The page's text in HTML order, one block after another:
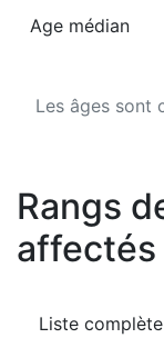
Les âges sont
Age médian
Rangs
affectés
Liste complète